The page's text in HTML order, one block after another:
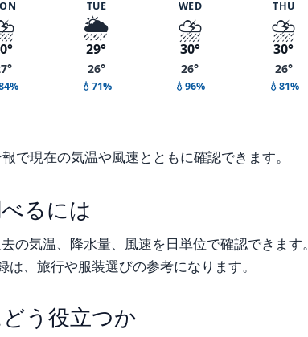
TUE
🌦️
29°
26°
💧71%
WED
⛈️
30°
26°
💧96%
THU
⛈️
30°
26°
💧81%
で現在の気温や風速とともに確認できます。
るには
の気温、降水量、風速を日単位で確認できます。
、旅行や服装選びの参考になります。
う役立つか